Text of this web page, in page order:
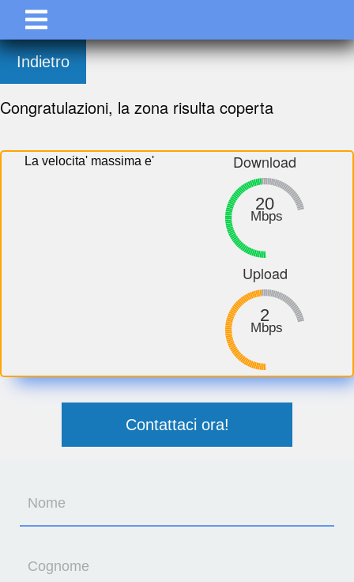
Indietro
Congratulazioni, la zona risulta coperta
La velocita' massima e'
20
Mbps
Download
2
Mbps
Upload
Contattaci ora!
Nome
Cognome